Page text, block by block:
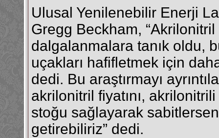
Ulusal Yenilenebilir Enerji
Gregg Beckham,
dalgalanmalara tanık oldu,
uçakları hafifletmek için
dedi. Bu araştırmayı
akrilonitril fiyatını,
stoğu sağlayarak
getirebiliriz” dedi.